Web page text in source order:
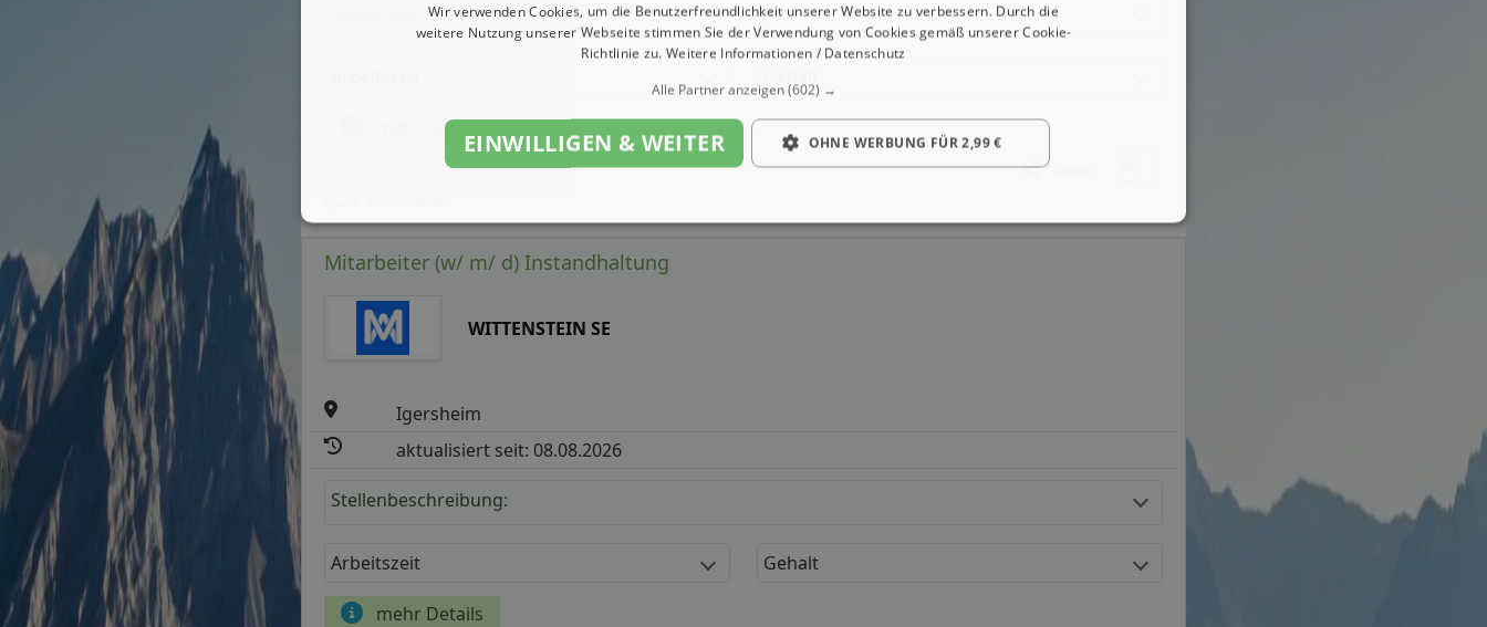
Stellenbeschreibung:
mehr Details
Mitarbeiter (w/ m/ d) Instandhaltung
WITTENSTEIN SE
Igersheim
aktualisiert seit: 08.08.2026
Stellenbeschreibung:
Arbeitszeit Gehalt
mehr Details
Wir verwenden Cookies, um die Benutzerfreundlichkeit unserer Website zu verbessern. Durch die
weitere Nutzung unserer Webseite stimmen Sie der Verwendung von Cookies gemäß unserer Cookie-
Richtlinie zu. Weitere Informationen / Datenschutz
Alle Partner anzeigen(602) →
EINWILLIGEN & WEITER OHNE WERBUNG FÜR 2,99 €